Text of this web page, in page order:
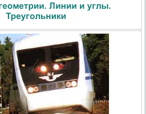
Линии и углы.
Треугольники